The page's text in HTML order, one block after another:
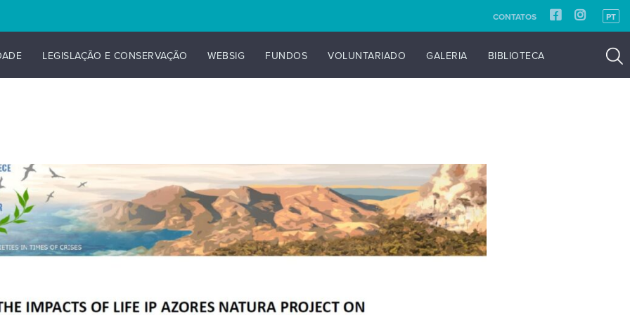
CONTATOS PT
LEGISLAÇÃO E CONSERVAÇÃO WEBSIG FUNDOS VOLUNTARIADO GALERIA BIBLIOTECA